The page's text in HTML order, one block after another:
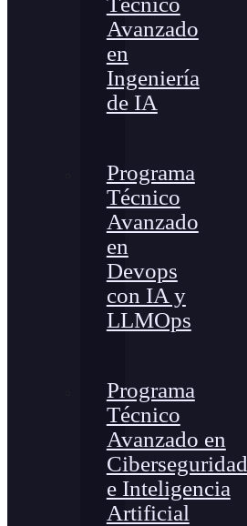
Avanzado
en
Ingeniería
de IA
Programa
Técnico
Avanzado
en
Devops
con IA y
LLMOps
Programa
Técnico
Avanzado en
Ciberseguridad
e Inteligencia
Artificial